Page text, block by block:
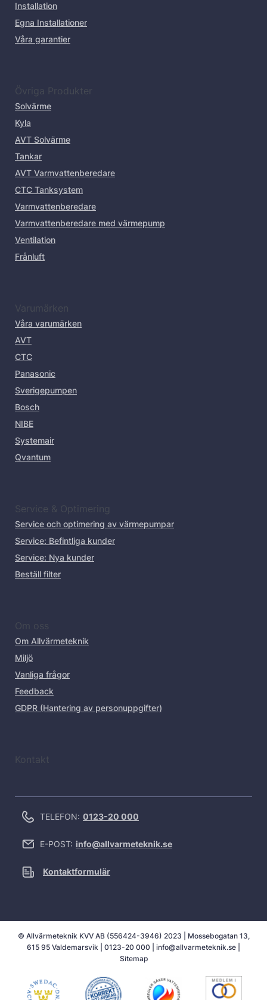
Installation
Egna Installationer
Våra garantier
Övriga Produkter
Solvärme
Kyla
AVT Solvärme
Tankar
AVT Varmvattenberedare
CTC Tanksystem
Varmvattenberedare
Varmvattenberedare med värmepump
Ventilation
Frånluft
Varumärken
Våra varumärken
AVT
CTC
Panasonic
Sverigepumpen
Bosch
NIBE
Systemair
Qvantum
Service & Optimering
Service och optimering av värmepumpar
Service: Befintliga kunder
Service: Nya kunder
Beställ filter
Om oss
Om Allvärmeteknik
Miljö
Vanliga frågor
Feedback
GDPR (Hantering av personuppgifter)
Kontakt
TELEFON: 0123-20 000
E-POST: info@allvarmeteknik.se
Kontaktformulär
© Allvärmeteknik KVV AB (556424-3946) 2023 | Mossebogatan 13,
615 95 Valdemarsvik | 0123-20 000 info@allvarmeteknik.se
Sitemap